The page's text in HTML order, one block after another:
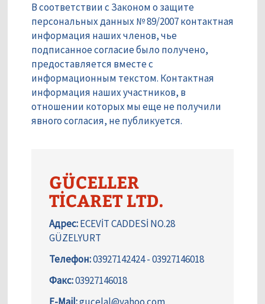
В соответствии с Законом о защите
персональных данных № 89/2007 контактная
информация наших членов, чье
подписанное согласие было получено,
предоставляется вместе с
информационным текстом. Контактная
информация наших участников, в
отношении которых мы еще не получили
явного согласия, не публикуется.
GÜCELLER
TİCARET LTD.
Адрес:ECEVİT CADDESİ NO.28
GÜZELYURT
Телефон:03927142424 - 03927146018
Факс:03927146018